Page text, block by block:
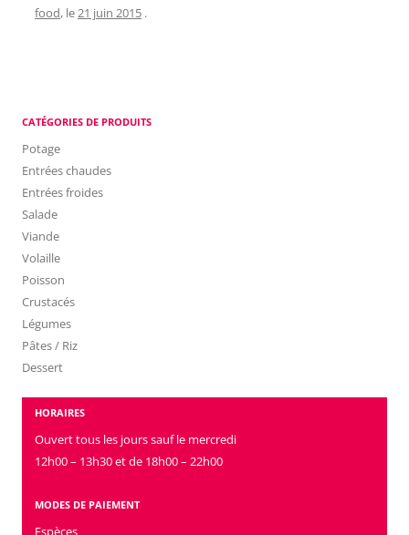
food, le21 juin 2015 .
CATÉGORIES DE PRODUITS
Potage
Entrées chaudes
Entrées froides
Salade
Viande
Volaille
Poisson
Crustacés
Légumes
Pâtes / Riz
Dessert
HORAIRES
Ouvert tous les jours sauf le mercredi
12h00 – 13h30 et de 18h00 – 22h00
MODES DE PAIEMENT
Espèces